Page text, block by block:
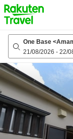
to
top
page
One Base
21/08/2026 - 22/